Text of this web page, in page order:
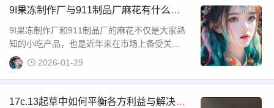
三色电费”是指根据电力需求的不同，分为三种
以此降低电费
9I果冻制作厂与911制品厂麻花有什么特
别之处？
9I果冻制作厂和911制品厂的麻花不仅是大家熟
知的小吃产品，也是近年来在市场上备受关注
的美食品牌。随着食品行业的发展，这些传统
美食通过创新和改良，成功吸引了各类消费者
在一些特色小吃街上，9I果冻制作厂与911制品
2026-01-29
17c.13起草中如何平衡各方利益与解决现